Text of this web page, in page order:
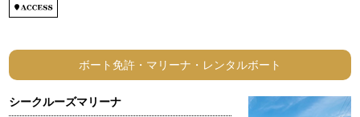
ボート免許・マリーナ・レンタルボート
シークルーズマリーナ